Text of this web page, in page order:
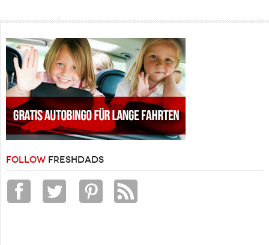
FOLLOW FRESHDADS